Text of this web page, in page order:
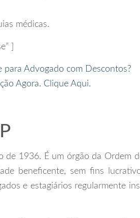
médicas.
]
para Advogado com Descontos?
Agora. Clique Aqui.
de 1936. É um órgão da Ordem
beneficente, sem fins
e estagiários regularmente